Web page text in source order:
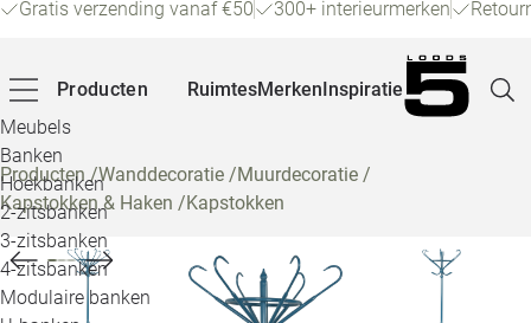
Gratis verzending vanaf €50 300+ interieurmerken
Producten
Meubels
Banken
Hoekbanken
2-zitsbanken
3-zitsbanken
4-zitsbanken
Modulaire banken
RuimtesMerkenInspiratie
Producten/Wanddecoratie /Muurdecoratie /
Kapstokken & Haken /Kapstokken